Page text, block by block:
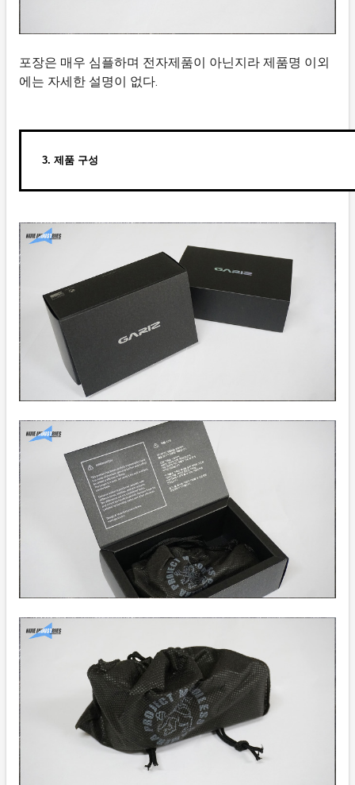
포장은 매우 심플하며 전자제품이 아닌지라 제품명 이외
에는 자세한 설명이 없다.
3. 제품 구성